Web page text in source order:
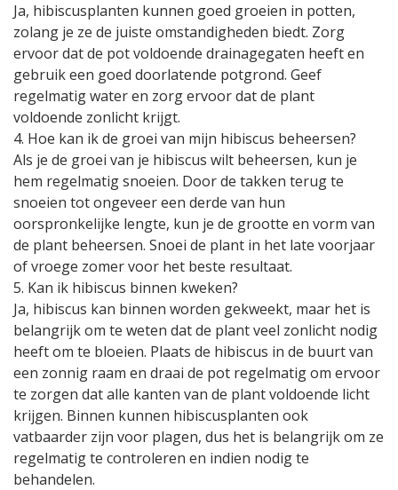
Ja, hibiscusplanten kunnen goed groeien in potten,
zolang je ze de juiste omstandigheden biedt. Zorg
ervoor dat de pot voldoende drainagegaten heeft en
gebruik een goed doorlatende potgrond. Geef
regelmatig water en zorg ervoor dat de plant
voldoende zonlicht krijgt.
4. Hoe kan ik de groei van mijn hibiscus beheersen?
Als je de groei van je hibiscus wilt beheersen, kun je
hem regelmatig snoeien. Door de takken terug te
snoeien tot ongeveer een derde van hun
oorspronkelijke lengte, kun je de grootte en vorm van
de plant beheersen. Snoei de plant in het late voorjaar
of vroege zomer voor het beste resultaat.
5. Kan ik hibiscus binnen kweken?
Ja, hibiscus kan binnen worden gekweekt, maar het is
belangrijk om te weten dat de plant veel zonlicht nodig
heeft om te bloeien. Plaats de hibiscus in de buurt van
een zonnig raam en draai de pot regelmatig om ervoor
te zorgen dat alle kanten van de plant voldoende licht
krijgen. Binnen kunnen hibiscusplanten ook
vatbaarder zijn voor plagen, dus het is belangrijk om ze
regelmatig te controleren en indien nodig te
behandelen.